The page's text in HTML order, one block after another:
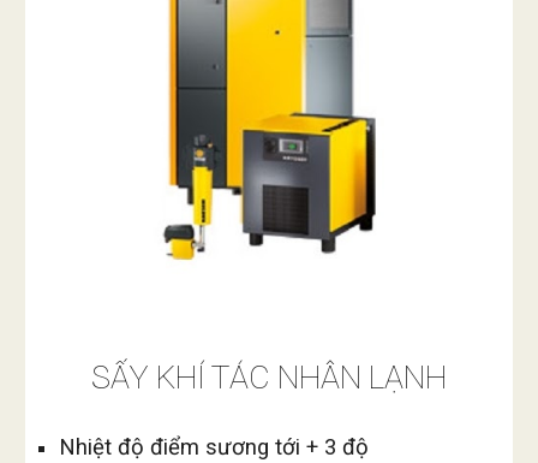
SẤY KHÍ TÁC NHÂN LẠNH
Nhiệt độ điểm sương tới + 3 độ